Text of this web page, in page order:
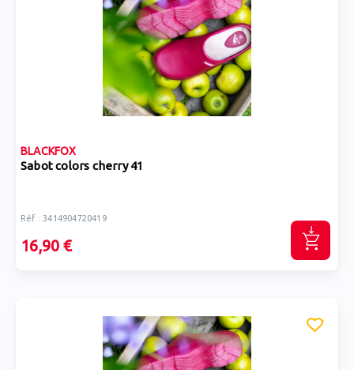
BLACKFOX
Sabot colors cherry 41
Réf : 3414904720419
16,90 €